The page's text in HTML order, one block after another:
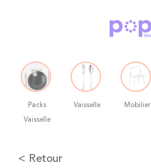
Packs
Vaisselle
Vaisselle Mobilier
Allez
< Retour